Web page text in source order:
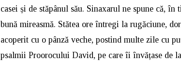
casei și de stăpânul său. Sinaxarul ne spune că,
bună mireasmă. Stătea ore întregi la rugăciune,
acoperit cu o pânză veche, postind multe zile cu
psalmii Proorocului David, pe care îi învățase de